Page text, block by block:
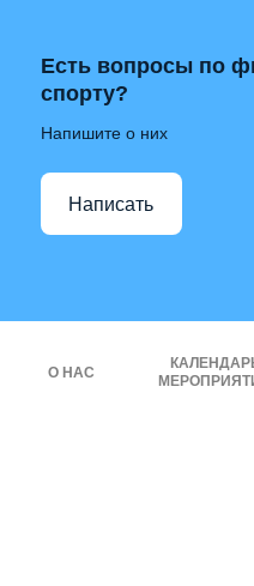
Есть вопросы по
спорту?
Напишите о них
Написать
О НАС